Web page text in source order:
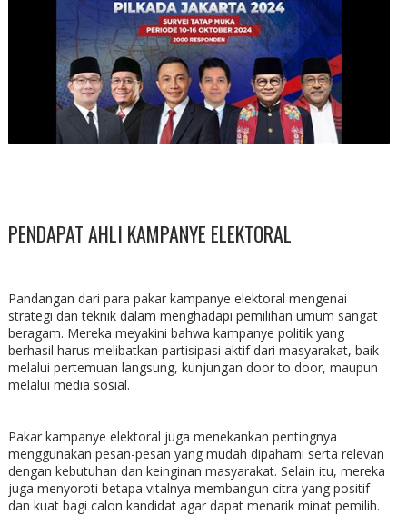
PENDAPAT AHLI KAMPANYE ELEKTORAL
Pandangan dari para pakar kampanye elektoral mengenai
strategi dan teknik dalam menghadapi pemilihan umum sangat
beragam. Mereka meyakini bahwa kampanye politik yang
berhasil harus melibatkan partisipasi aktif dari masyarakat, baik
melalui pertemuan langsung, kunjungan door to door, maupun
melalui media sosial.
Pakar kampanye elektoral juga menekankan pentingnya
menggunakan pesan-pesan yang mudah dipahami serta relevan
dengan kebutuhan dan keinginan masyarakat. Selain itu, mereka
juga menyoroti betapa vitalnya membangun citra yang positif
dan kuat bagi calon kandidat agar dapat menarik minat pemilih.